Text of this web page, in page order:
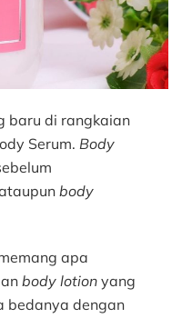
baru di rangkaian
Serum.Body
body
apa
body lotionyang
bedanya dengan